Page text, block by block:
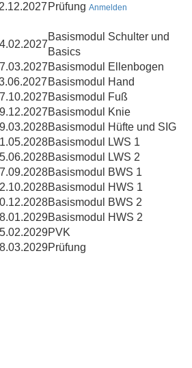
Prüfung Anmelden
Basismodul Schulter und
Basics
Basismodul Ellenbogen
Basismodul Hand
Basismodul Fuß
Basismodul Knie
Basismodul Hüfte und SIG
Basismodul LWS 1
Basismodul LWS 2
Basismodul BWS 1
Basismodul HWS 1
Basismodul BWS 2
Basismodul HWS 2
PVK
Prüfung